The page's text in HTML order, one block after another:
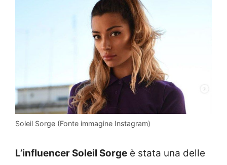
Soleil Sorge (Fonte immagine Instagram)
L’influencer Soleil Sorge è stata una delle